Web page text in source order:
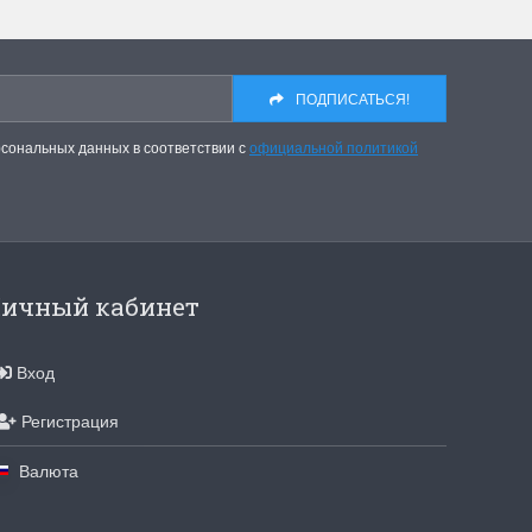
черно-белая
хорошего
ручками
Хорошие ножницы
Удобные большие ножницы, мягкие
режут отлично!
Ларина Евгения
ПОДПИСАТЬСЯ!
данных в соответствии софициальной политикой
кабинет
Вход
Регистрация
Валюта